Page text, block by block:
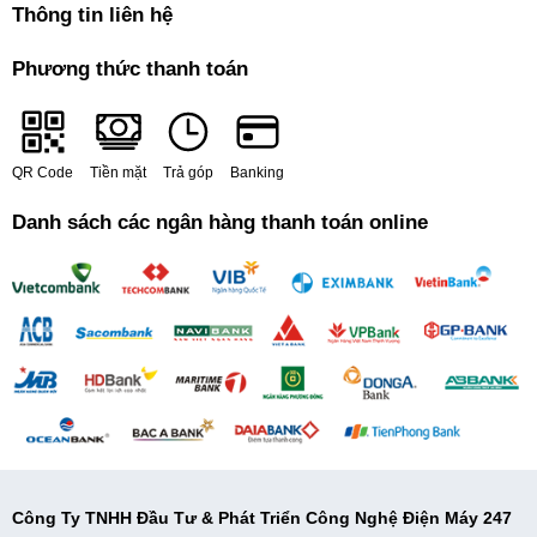
Thông tin liên hệ
Phương thức thanh toán
QR Code Tiền mặt Trả góp Banking
Danh sách các ngân hàng thanh toán online
Công Ty TNHH Đầu Tư & Phát Triển Công Nghệ Điện Máy 247